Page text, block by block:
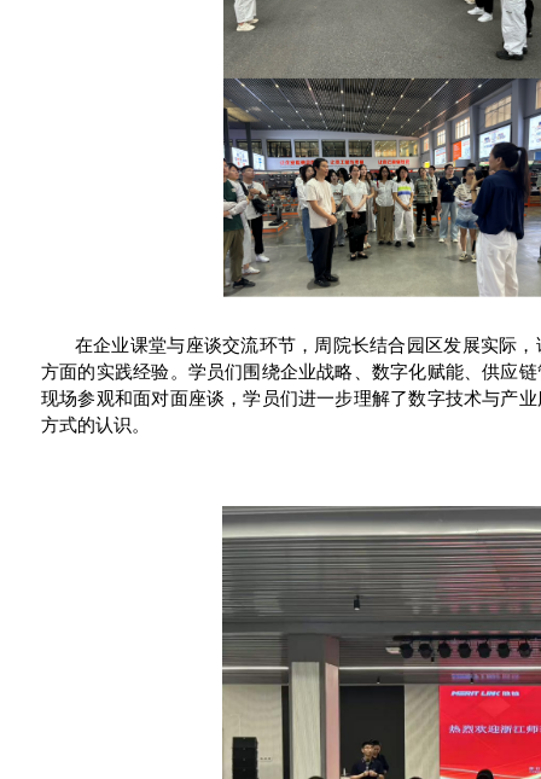
在企业课堂与座谈交流环节，周院长结合园区发展实际
方面的实践经验。学员们围绕企业战略、数字化赋能、供应
现场参观和面对面座谈，学员们进一步理解了数字技术与产
方式的认识。